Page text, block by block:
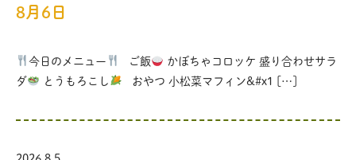
8月6日
今日のメニュー ご飯
かぼちゃコロッケ 盛り合わせサラ
ダ
とうもろこし おやつ 小松菜マフィン&#x1 […]